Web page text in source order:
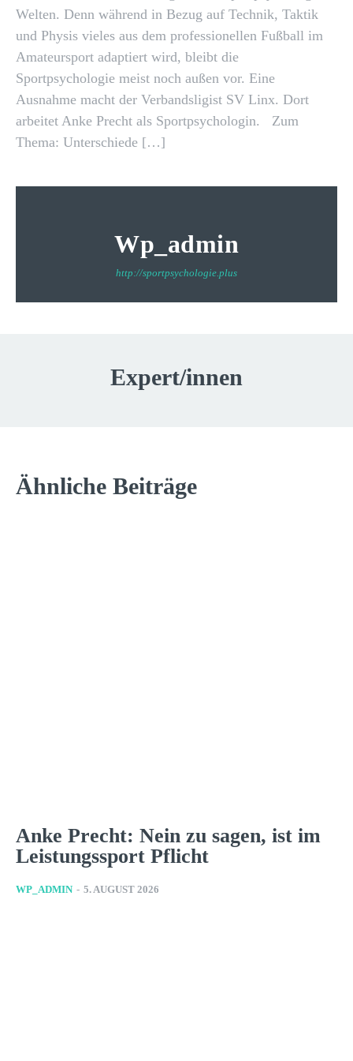
Welten. Denn während in Bezug auf Technik, Taktik
und Physis vieles aus dem professionellen Fußball im
Amateursport adaptiert wird, bleibt die
Sportpsychologie meist noch außen vor. Eine
Ausnahme macht der Verbandsligist SV Linx. Dort
arbeitet Anke Precht als Sportpsychologin. Zum
Thema: Unterschiede […]
Wp_admin
http://sportpsychologie.plus
Expert/innen
Ähnliche Beiträge
Anke Precht: Nein zu sagen, ist im
Leistungssport Pflicht
WP_ADMIN - 5. AUGUST 2026